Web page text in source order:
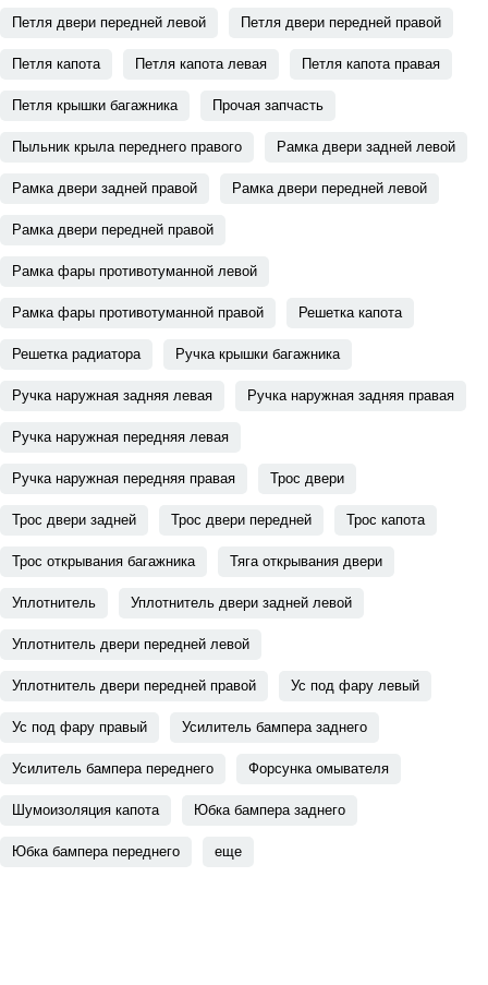
Петля двери передней левой Петля двери передней правой
Петля капота Петля капота левая Петля капота правая
Петля крышки багажника Прочая запчасть
Пыльник крыла переднего правого Рамка двери задней левой
Рамка двери задней правой Рамка двери передней левой
Рамка двери передней правой
Рамка фары противотуманной левой
Рамка фары противотуманной правой Решетка капота
Решетка радиатора Ручка крышки багажника
Ручка наружная задняя левая Ручка наружная задняя правая
Ручка наружная передняя левая
Ручка наружная передняя правая Трос двери
Трос двери задней Трос двери передней Трос капота
Трос открывания багажника Тяга открывания двери
Уплотнитель Уплотнитель двери задней левой
Уплотнитель двери передней левой
Уплотнитель двери передней правой Ус под фару левый
Ус под фару правый Усилитель бампера заднего
Усилитель бампера переднего Форсунка омывателя
Шумоизоляция капота Юбка бампера заднего
Юбка бампера переднего еще